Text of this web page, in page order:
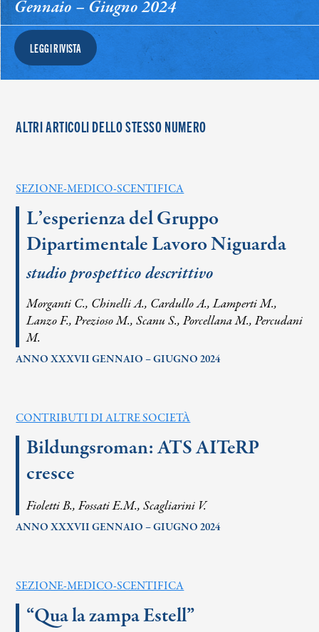
Gennaio – Giugno 2024
LEGGI RIVISTA
ALTRI ARTICOLI DELLO STESSO NUMERO
SEZIONE-MEDICO-SCENTIFICA
L’esperienza del Gruppo
Dipartimentale Lavoro Niguarda
studio prospettico descrittivo
Morganti C., Chinelli A., Cardullo A., Lamperti M.,
Lanzo F., Prezioso M., Scanu S., Porcellana M., Percudani
M.
ANNO XXXVII GENNAIO – GIUGNO 2024
CONTRIBUTI DI ALTRE SOCIETÀ
Bildungsroman: ATS AITeRP
cresce
Fioletti B., Fossati E.M., Scagliarini V.
ANNO XXXVII GENNAIO – GIUGNO 2024
SEZIONE-MEDICO-SCENTIFICA
“Qua la zampa Estell”